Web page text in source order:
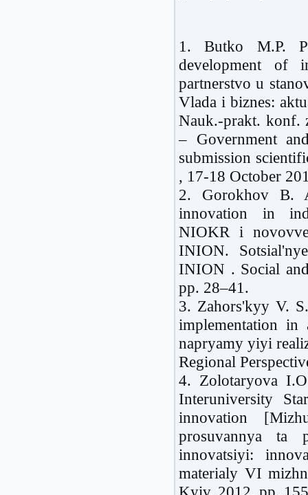
1. Butko M.P.
development of
partnerstvo u
Vlada i biznes:
Nauk.-prakt. konf.
– Government
submission
, 17-18 October
2. Gorokhov B.
innovation in
NIOKR i
INION.
INION . Social
pp. 28–41.
3. Zahors'kyy V.
implementation in
napryamy yiyi
Regional
4. Zolotaryova
Interuniversity
innovation
prosuvannya ta
innovatsiyi:
materialy VI
Kyiv, 2012, pp.